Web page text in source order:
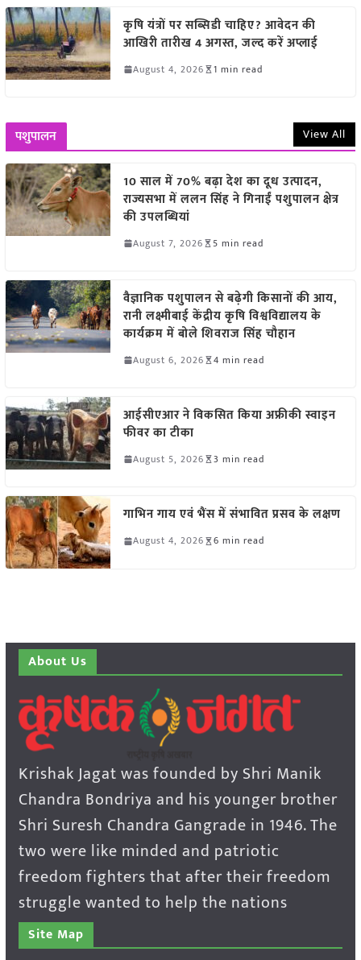
कृषि यंत्रों पर सब्सिडी चाहिए? आवेदन की
आखिरी तारीख 4 अगस्त, जल्द करें अप्लाई
August 4, 2026 1 min read
पशुपालन View All
10 साल में 70% बढ़ा देश का दूध उत्पादन,
राज्यसभा में ललन सिंह ने गिनाईं पशुपालन क्षेत्र
की उपलब्धियां
August 7, 2026 5 min read
वैज्ञानिक पशुपालन से बढ़ेगी किसानों की आय,
रानी लक्ष्मीबाई केंद्रीय कृषि विश्वविद्यालय के
कार्यक्रम में बोले शिवराज सिंह चौहान
August 6, 2026 4 min read
आईसीएआर ने विकसित किया अफ्रीकी स्वाइन
फीवर का टीका
August 5, 2026 3 min read
गाभिन गाय एवं भैंस में संभावित प्रसव के लक्षण
August 4, 2026 6 min read
About Us
Krishak Jagat was founded by Shri Manik
Chandra Bondriya and his younger brother
Shri Suresh Chandra Gangrade in 1946. The
two were like minded and patriotic
freedom fighters that after their freedom
struggle wanted to help the nations
Site Map